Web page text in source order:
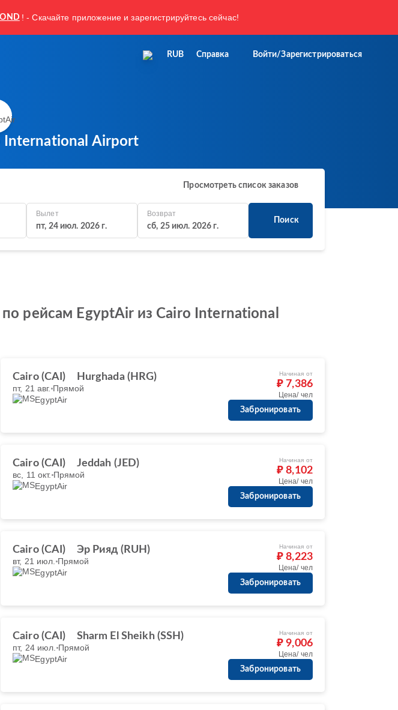
! - Скачайте приложение и зарегистрируйтесь сейчас!
RUB Справка Войти/Зарегистрироваться
International Airport
Просмотреть список заказов
Вылет
пт, 24 июл. 2026 г.
Возврат
сб, 25 июл. 2026 г.
Поиск
рейсам EgyptAir из Cairo International
Cairo (CAI) Hurghada (HRG)
пт, 21 авг. Прямой
EgyptAir
Начиная от
₽ 7,386
Цена/ чел
Забронировать
Cairo (CAI) Jeddah (JED)
вс, 11 окт. Прямой
EgyptAir
Начиная от
₽ 8,102
Цена/ чел
Забронировать
Cairo (CAI) Эр Рияд (RUH)
вт, 21 июл. Прямой
EgyptAir
Начиная от
₽ 8,223
Цена/ чел
Забронировать
Cairo (CAI) Sharm El Sheikh (SSH)
пт, 24 июл. Прямой
EgyptAir
Начиная от
₽ 9,006
Цена/ чел
Забронировать